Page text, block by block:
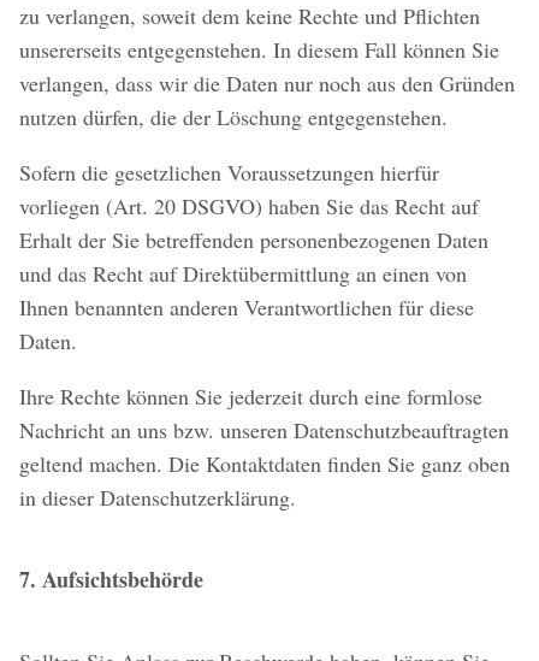
zu verlangen, soweit dem keine Rechte und Pflichten
unsererseits entgegenstehen. In diesem Fall können Sie
verlangen, dass wir die Daten nur noch aus den Gründen
nutzen dürfen, die der Löschung entgegenstehen.
Sofern die gesetzlichen Voraussetzungen hierfür
vorliegen (Art. 20 DSGVO) haben Sie das Recht auf
Erhalt der Sie betreffenden personenbezogenen Daten
und das Recht auf Direktübermittlung an einen von
Ihnen benannten anderen Verantwortlichen für diese
Daten.
Ihre Rechte können Sie jederzeit durch eine formlose
Nachricht an uns bzw. unseren Datenschutzbeauftragten
geltend machen. Die Kontaktdaten finden Sie ganz oben
in dieser Datenschutzerklärung.
7. Aufsichtsbehörde